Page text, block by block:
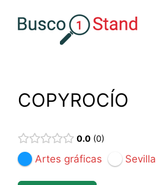
COPYROCÍO
0.0 0
Artes gráficas Sevilla